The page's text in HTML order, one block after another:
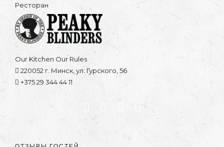
Ресторан
Our Kitchen Our Rules
220052 г. Минск, ул. Гурского, 56
+375 29 344 44 11